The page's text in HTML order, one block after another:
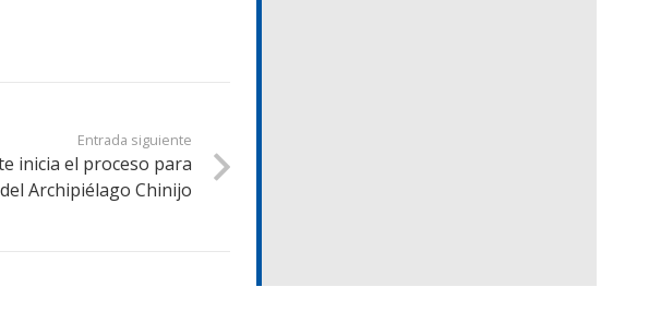
Entrada siguiente
inicia el proceso para
Archipiélago Chinijo